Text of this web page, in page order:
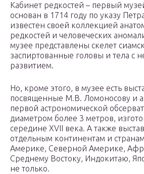
Кабинет редкостей – первый
основан в 1714 году по указу
известен своей коллекцией
редкостей и человеческих
музее представлены скелет
заспиртованные головы и тела с
развитием.
Но, кроме этого, в музее есть
посвященные М.В. Ломоносову и
первой астрономической
диаметром более 3 метров,
середине XVII века. А также
отдельным континентам и
Америке, Северной Америке,
Среднему Востоку, Индокитаю,
не только.